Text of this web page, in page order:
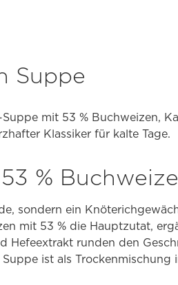
Suppe
mit 53 % Buchweizen,
Klassiker für kalte Tage.
%
sondern ein
mit 53 % die Hauptzutat,
Hefeextrakt runden den
ist als Trockenmischung